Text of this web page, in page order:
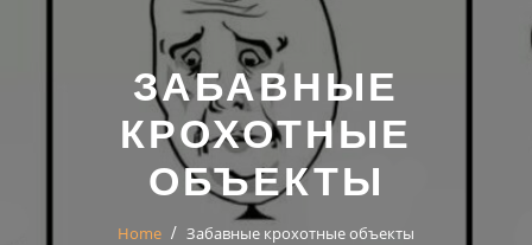
ЗАБАВНЫЕ
КРОХОТНЫЕ
ОБЪЕКТЫ
Home Забавные крохотные объекты